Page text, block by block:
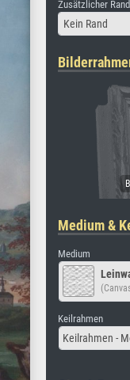
Zusätzlicher Rand
Kein Rand
Medium &
Medium
Keilrahmen
Keilrahmen -